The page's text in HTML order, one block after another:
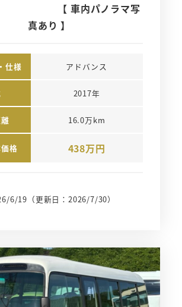
車内パノラマ写
真あり 】
仕様 アドバンス
2017年
16.0万km
格 438万円
6/19 （更新日：2026/7/30）